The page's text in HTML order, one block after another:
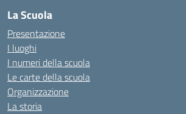
La Scuola
Presentazione
I luoghi
I numeri della scuola
Le carte della scuola
Organizzazione
La storia